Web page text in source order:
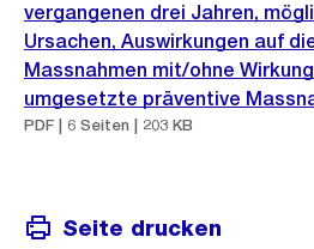
vergangenen drei Jahren,
Ursachen, Auswirkungen auf
Massnahmen mit/ohne
umgesetzte präventive
PDF | 6 Seiten | 203 KB
Seite drucken